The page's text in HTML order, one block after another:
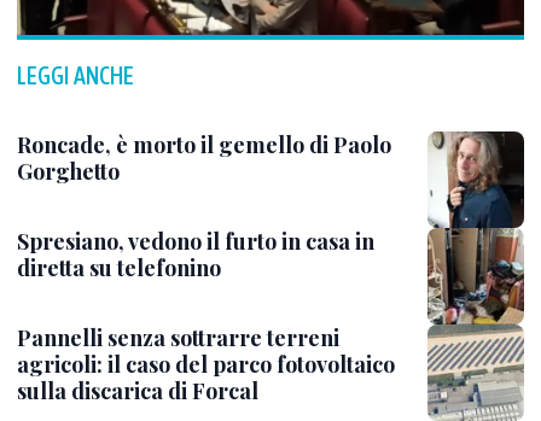
LEGGI ANCHE
Roncade, è morto il gemello di Paolo
Gorghetto
Spresiano, vedono il furto in casa in
diretta su telefonino
Pannelli senza sottrarre terreni
agricoli: il caso del parco fotovoltaico
sulla discarica di Forcal